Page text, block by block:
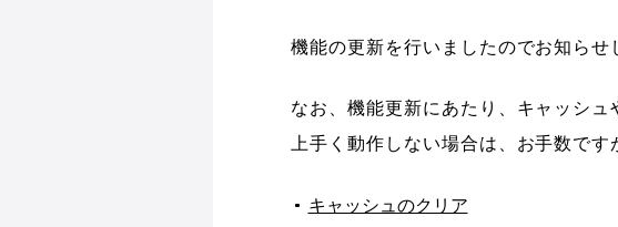
機能の更新を行いましたのでお知らせ
なお、機能更新にあたり、キャッシ
上手く動作しない場合は、お手数で
キャッシュのクリア